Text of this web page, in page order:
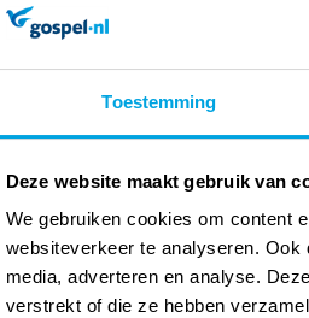
Toestemming
Deze website maakt gebruik van
We gebruiken cookies om content
websiteverkeer te analyseren.
media, adverteren en analyse.
verstrekt of die ze hebben